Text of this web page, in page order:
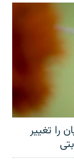
را تغییر